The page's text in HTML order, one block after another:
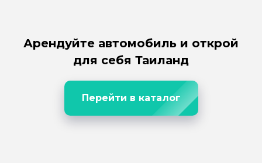
Арендуйте автомобиль и открой
для себя Таиланд
Перейти в каталог